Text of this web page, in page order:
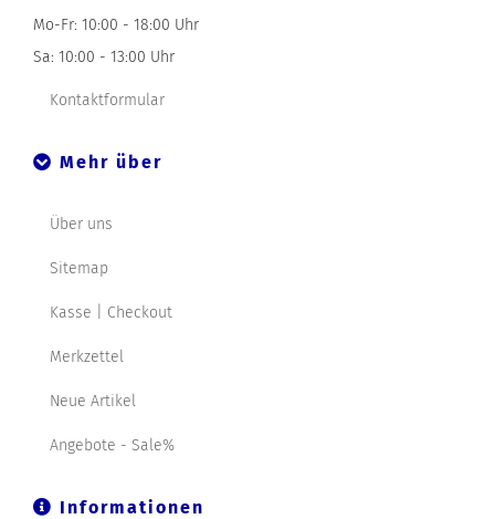
Mo-Fr: 10:00 - 18:00 Uhr
Sa: 10:00 - 13:00 Uhr
Kontaktformular
Mehr über
Über uns
Sitemap
Kasse | Checkout
Merkzettel
Neue Artikel
Angebote - Sale%
Informationen